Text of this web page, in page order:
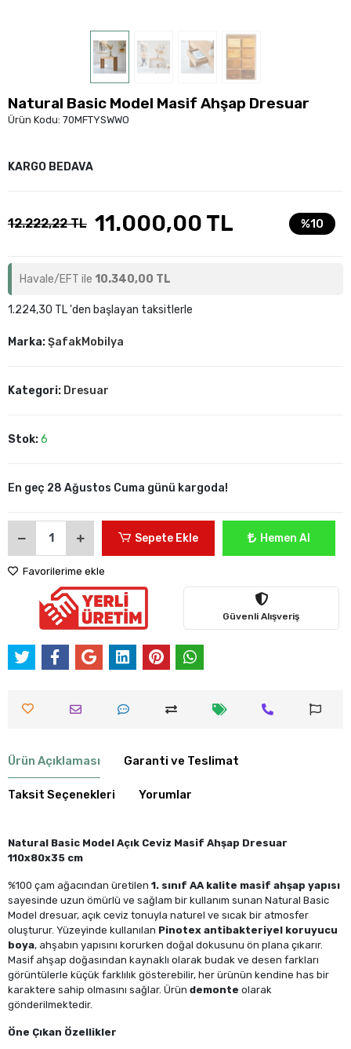
Natural Basic Model Masif Ahşap Dresuar
Ürün Kodu: 70MFTYSWWO
KARGO BEDAVA
12.222,22 TL 11.000,00 TL %10
Havale/EFT ile 10.340,00 TL
1.224,30 TL 'den başlayan taksitlerle
Marka:ŞafakMobilya
Kategori: Dresuar
Stok:6
En geç 28 Ağustos Cuma günü kargoda!
Sepete Ekle Hemen Al
Favorilerime ekle
Güvenli Alışveriş
Ürün Açıklaması Garanti ve Teslimat
Taksit Seçenekleri Yorumlar
Natural Basic Model Açık Ceviz Masif Ahşap Dresuar
110x80x35 cm
%100 çam ağacından üretilen 1. sınıf AA kalite masif ahşap yapısı
sayesinde uzun ömürlü ve sağlam bir kullanım sunan Natural Basic
Model dresuar, açık ceviz tonuyla naturel ve sıcak bir atmosfer
oluşturur. Yüzeyinde kullanılan Pinotex antibakteriyel koruyucu
boya, ahşabın yapısını korurken doğal dokusunu ön plana çıkarır.
Masif ahşap doğasından kaynaklı olarak budak ve desen farkları
görüntülerle küçük farklılık gösterebilir, her ürünün kendine has bir
karaktere sahip olmasını sağlar. Ürün demonte olarak
gönderilmektedir.
Öne Çıkan Özellikler